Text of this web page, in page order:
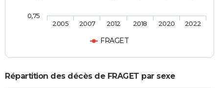
FRAGET
2005 2007 2012 2018 2020 2022
0,75
Répartition des décès de FRAGET par sexe